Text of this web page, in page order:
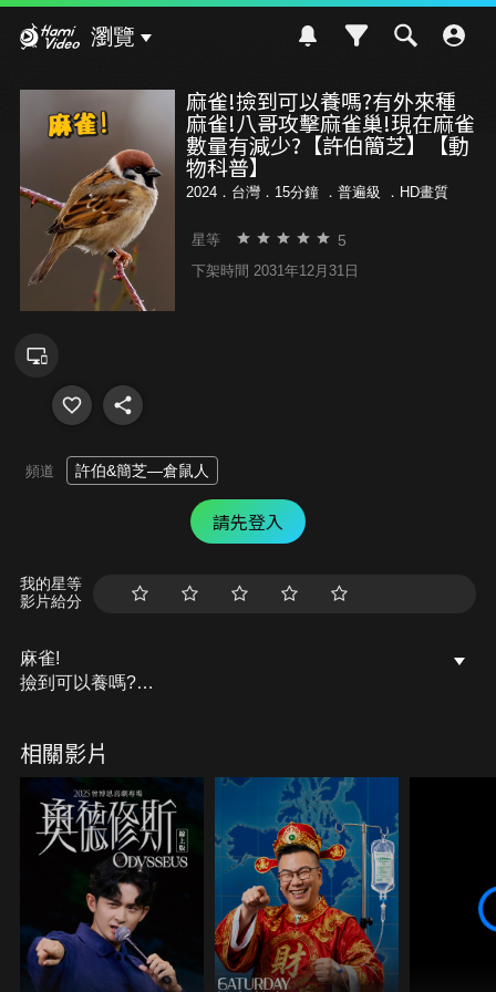
瀏覽
麻雀!撿到可以養嗎?有外來種
麻雀!八哥攻擊麻雀巢!現在麻雀
數量有減少?【許伯簡芝】【動
物科普】
2024．台灣．15分鐘 ． 普遍級 ．HD畫質
星等 5
下架時間 2031年12月31日
頻道 許伯&簡芝—倉鼠人
請先登入
我的星等
影片給分
麻雀!
撿到可以養嗎?
現在麻雀數量有減少嗎?
那就開始今天的影片吧!
相關影片